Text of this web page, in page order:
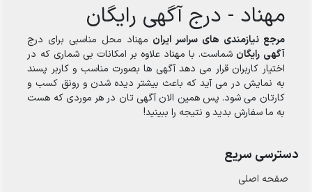
مهناد - درج آگهی رایگان
مرجع نیازمندی های سراسر ایران مهناد محل مناسبی برای درج
آگهی رایگان شماست. با مهناد علاوه بر امکانات بی شماری که در
اختیار کاربران قرار می دهد آگهی ها بصورت مناسب و کاربر پسند
به نمایش در می آید که باعث بیشتر دیده شدن و رونق کسب و
کارتان می شود. پس همین الان آگهی تان در هر موردی که هست
به ما سفارش بدید و نتیجه را ببینید!
دسترسی سریع
صفحه اصلی